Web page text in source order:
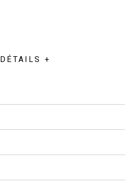
DÉTAILS +